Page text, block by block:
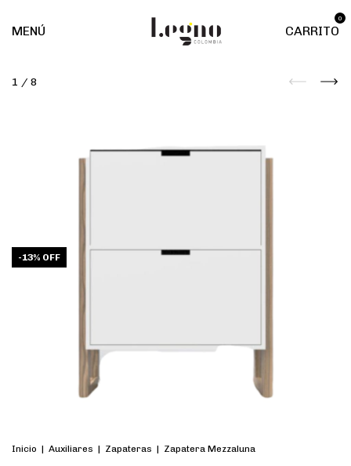
MENÚ CARRITO
0
1 / 8
-13% OFF
Inicio | Auxiliares | Zapateras | Zapatera Mezzaluna